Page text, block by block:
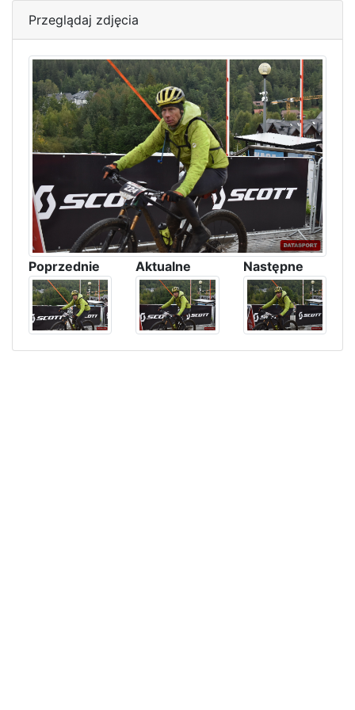
Przeglądaj zdjęcia
Poprzednie Aktualne Następne